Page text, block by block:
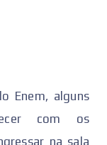
Enem, alguns
com os
na sala